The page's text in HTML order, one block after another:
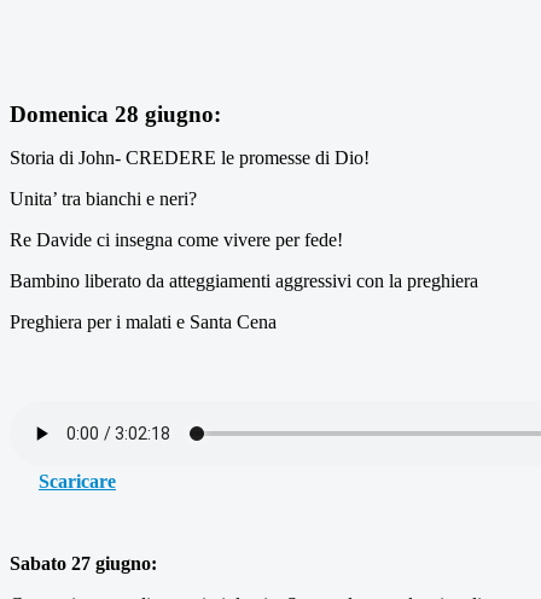
Domenica 28 giugno:
Storia di John- CREDERE le promesse di Dio!
Unita’ tra bianchi e neri?
Re Davide ci insegna come vivere per fede!
Bambino liberato da atteggiamenti aggressivi con la preghiera
Preghiera per i malati e Santa Cena
Scaricare
Sabato 27 giugno: